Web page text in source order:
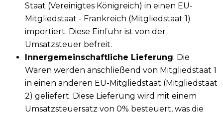
Staat (Vereinigtes Königreich) in einen EU-
Mitgliedstaat - Frankreich (Mitgliedstaat 1)
importiert. Diese Einfuhr ist von der
Umsatzsteuer befreit.
Innergemeinschaftliche Lieferung: Die
Waren werden anschließend von Mitgliedstaat 1
in einen anderen EU-Mitgliedstaat (Mitgliedstaat
2) geliefert. Diese Lieferung wird mit einem
Umsatzsteuersatz von 0% besteuert, was die